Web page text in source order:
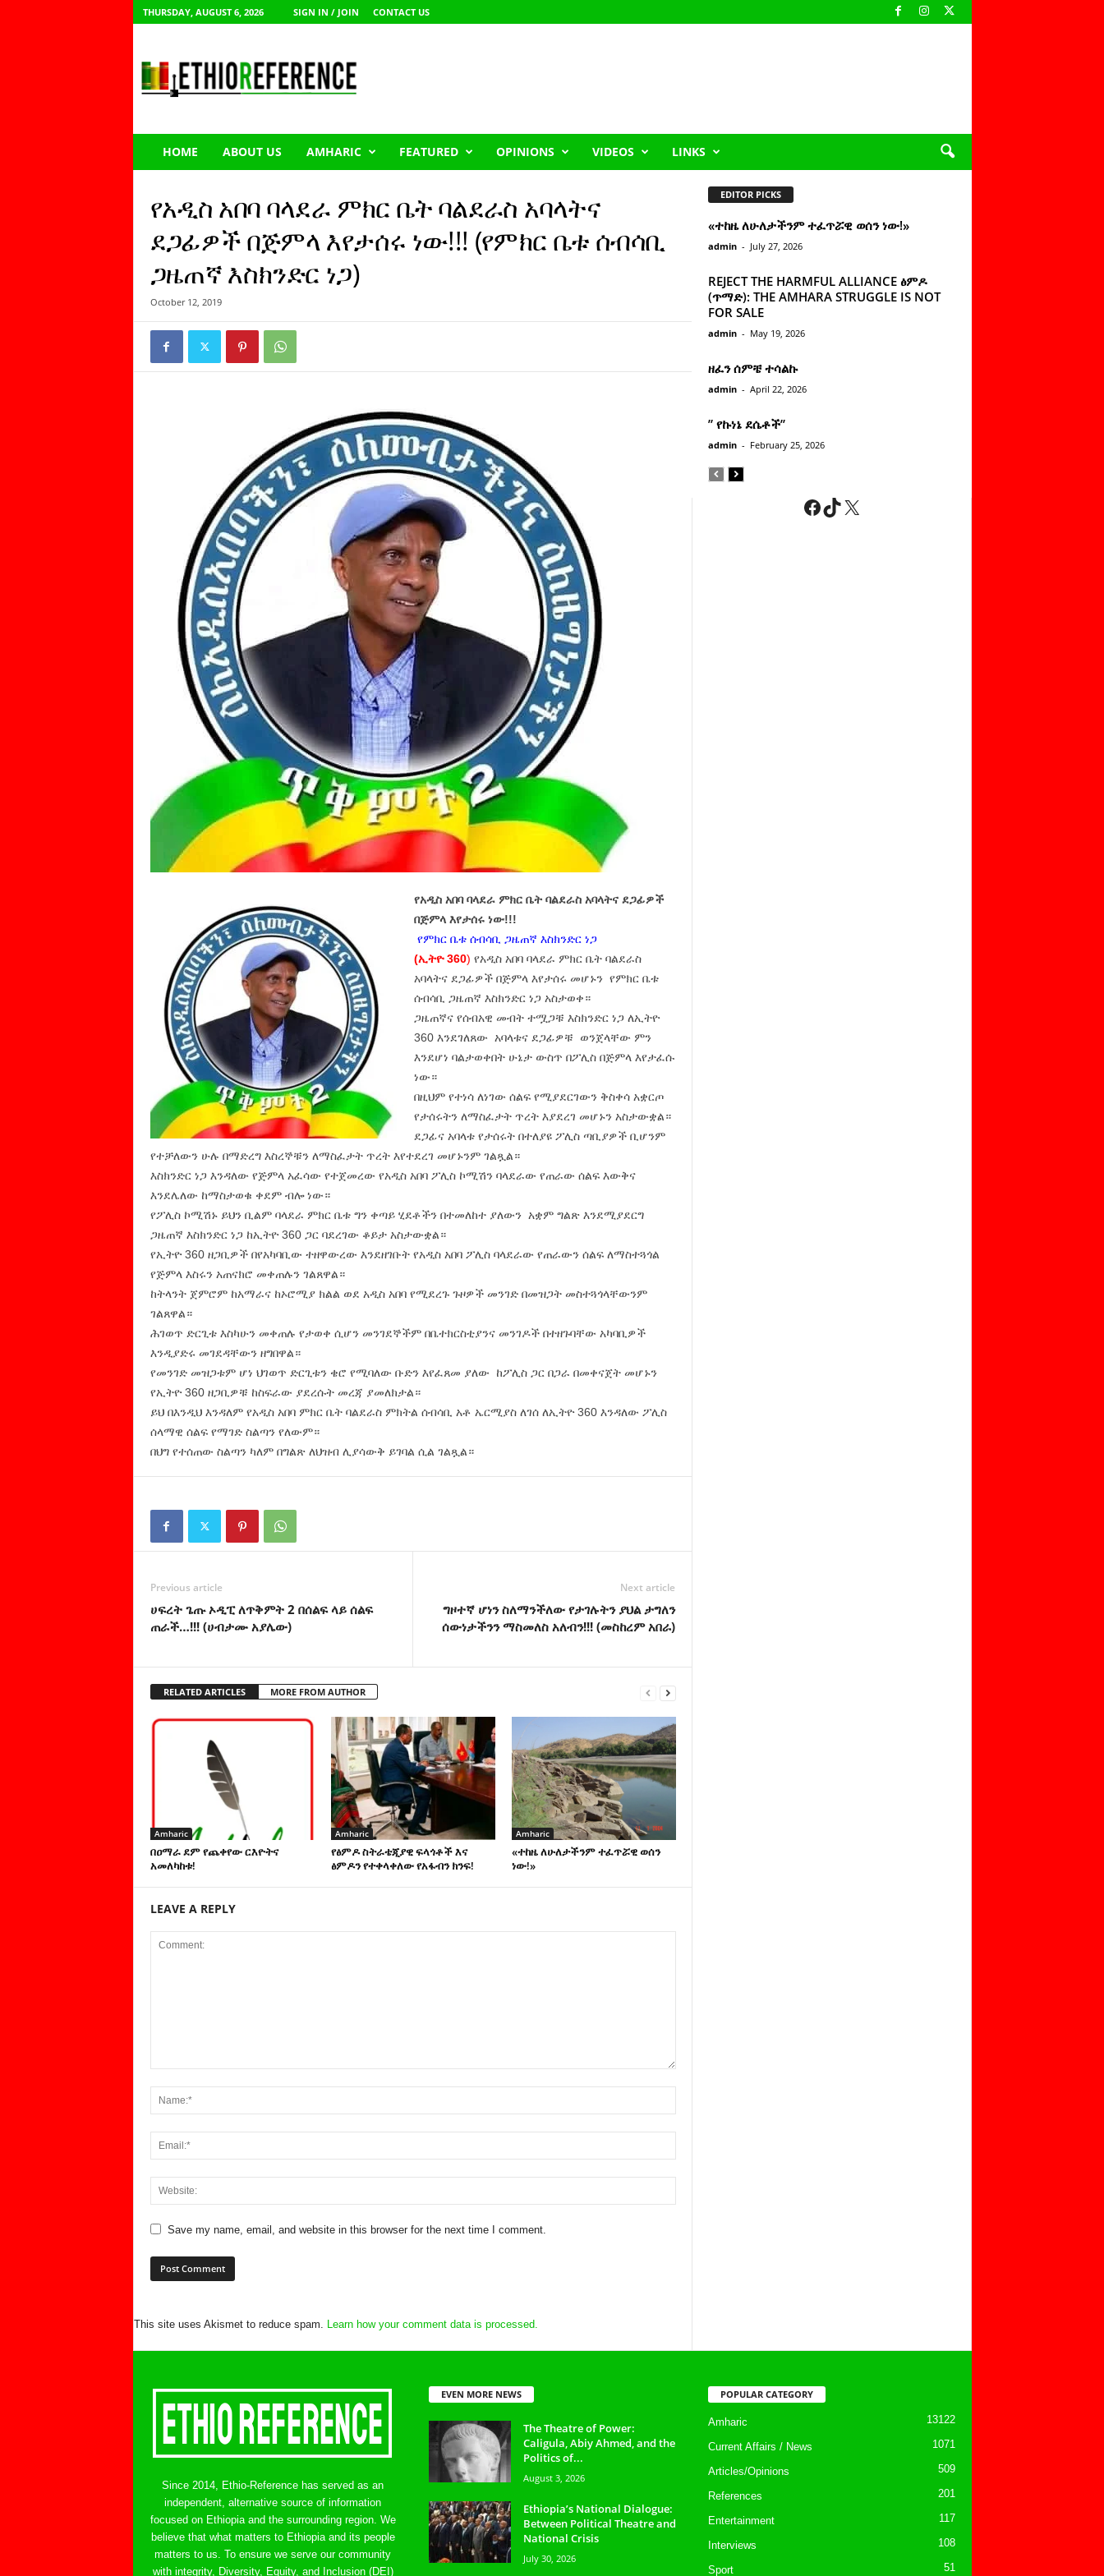
THURSDAY, AUGUST 6, 2026 SIGN IN / JOIN CONTACT US
h
HOME ABOUT US AMHARIC FEATURED OPINIONS VIDEOS LINKS
የአዲስ አበባ ባላደራ ምክር ቤት ባልደራስ አባላትና
ደጋፊዎች በጅምላ እየታሰሩ ነው!!! (የምክር ቤቱ ሰብሳቢ
ጋዜጠኛ እስክንድር ነጋ)
October 12, 2019
የአዲስ አበባ ባላደራ ምክር ቤት ባልደራስ አባላትና ደጋፊዎች
በጅምላ እየታሰሩ ነው!!!
የምክር ቤቱ ሰብሳቢ ጋዜጠኛ እስክንድር ነጋ
(ኢትዮ 360) የአዲስ አበባ ባላደራ ምክር ቤት ባልደራስ
አባላትና ደጋፊዎች በጅምላ እየታሰሩ መሆኑን የምክር ቤቱ
ሰብሳቢ ጋዜጠኛ እስክንድር ነጋ አስታወቀ።
ጋዜጠኛና የሰብአዊ መብት ተሟጋቹ እስክንድር ነጋ ለኢትዮ
360 እንደገለጸው አባላቱና ደጋፊዎቹ ወንጀላቸው ምን
እንደሆነ ባልታወቀበት ሁኔታ ውስጥ በፖሊስ በጅምላ እየታፈሱ
ነው።
በዚህም የተነሳ ለነገው ሰልፍ የሚያደርገውን ቅስቀሳ አቋርጦ
የታሰሩትን ለማስፈታት ጥረት እያደረገ መሆኑን አስታውቋል።
ደጋፊና አባላቱ የታሰሩት በተለያዩ ፖሊስ ጣቢያዎች ቢሆንም
የተቻለውን ሁሉ በማድረግ እስረኞቹን ለማስፈታት ጥረት እየተደረገ መሆኑንም ገልጿል።
እስክንድር ነጋ እንዳለው የጅምላ አፈሳው የተጀመረው የአዲስ አበባ ፖሊስ ኮሚሽን ባላደራው የጠራው ሰልፍ እውቅና
እንደሌለው ከማስታወቁ ቀደም ብሎ ነው።
የፖሊስ ኮሚሽኑ ይህን ቢልም ባላደራ ምክር ቤቱ ግን ቀጣይ ሂደቶችን በተመለከተ ያለውን አቋም ግልጽ እንደሚያደርግ
ጋዜጠኛ እስክንድር ነጋ ከኢትዮ 360 ጋር ባደረገው ቆይታ አስታውቋል።
የኢትዮ 360 ዘጋቢዎች በየአካባቢው ተዘዋውረው እንደዘገቡት የአዲስ አበባ ፖሊስ ባላደራው የጠራውን ሰልፍ ለማስተጓጎል
የጅምላ እስሩን አጠናክሮ መቀጠሉን ገልጸዋል።
ከትላንት ጀምሮም ከአማራና ከኦሮሚያ ክልል ወደ አዲስ አበባ የሚደረጉ ጉዞዎች መንገድ በመዝጋት መስተጓጎላቸውንም
ገልጸዋል።
ሕገወጥ ድርጊቱ እስካሁን መቀጠሉ የታወቀ ሲሆን መንገደኞችም በቤተክርስቲያንና መንገዶች በተዘጉባቸው አካባቢዎች
እንዲያድሩ መገደዳቸውን ዘግበዋል።
የመንገድ መዝጋቱም ሆነ ህገወጥ ድርጊቱን ቄሮ የሚባለው ቡድን እየፈጸመ ያለው ከፖሊስ ጋር በጋራ በመቀናጀት መሆኑን
የኢትዮ 360 ዘጋቢዎቹ ከስፍራው ያደረሱት መረጃ ያመለክታል።
ይህ በእንዲህ እንዳለም የአዲስ አበባ ምክር ቤት ባልደራስ ምክትል ሰብሳቢ አቶ ኤርሚያስ ለገሰ ለኢትዮ 360 እንዳለው ፖሊስ
ሰላማዊ ሰልፍ የማገድ ስልጣን የለውም።
በህግ የተሰጠው ስልጣን ካለም በግልጽ ለህዝብ ሊያሳውቅ ይገባል ሲል ገልጿል።
Previous article
ሀፍረት ጌጡ ኦዲፒ ለጥቅምት 2 በሰልፍ ላይ ሰልፍ
ጠራች…!!! (ሀብታሙ አያሌው)
Next article
ግዞተኛ ሆነን ስለማንችለው የታገሉትን ያህል ታግለን
ሰውነታችንን ማስመለስ አለብን!!! (መስከረም አበራ)
RELATED ARTICLES MORE FROM AUTHOR
Amharic
በዐማራ ደም የጨቀየው ርእዮትና
አመለካከቱ!
Amharic
የፅምዶ ስትራቴጂያዊ ፍላጎቶች እና
ፅምዶን የተቀላቀለው የአፋብን ክንፍ!
Amharic
«ተከዜ ለሁለታችንም ተፈጥሯዊ ወሰን
ነው!»
LEAVE A REPLY
Save my name, email, and website in this browser for the next time I comment.
This site uses Akismet to reduce spam. Learn how your comment data is processed.
EDITOR PICKS
«ተከዜ ለሁለታችንም ተፈጥሯዊ ወሰን ነው!»
admin - July 27, 2026
REJECT THE HARMFUL ALLIANCE ፅምዶ
(ጥማድ): THE AMHARA STRUGGLE IS NOT
FOR SALE
admin - May 19, 2026
ዘፈን ሰምቼ ተሳልኩ
admin - April 22, 2026
” የኩነኔ ደሴቶች’’
admin - February 25, 2026
Facebook
TikTok
X
Since 2014, Ethio-Reference has served as an
independent, alternative source of information
focused on Ethiopia and the surrounding region. We
believe that what matters to Ethiopia and its people
matters to us. To ensure we serve our community
with integrity, Diversity, Equity, and Inclusion (DEI)
EVEN MORE NEWS
The Theatre of Power:
Caligula, Abiy Ahmed, and the
Politics of...
August 3, 2026
Ethiopia’s National Dialogue:
Between Political Theatre and
National Crisis
July 30, 2026
POPULAR CATEGORY
Amharic 13122
Current Affairs / News 1071
Articles/Opinions 509
References 201
Entertainment 117
Interviews 108
Sport 51